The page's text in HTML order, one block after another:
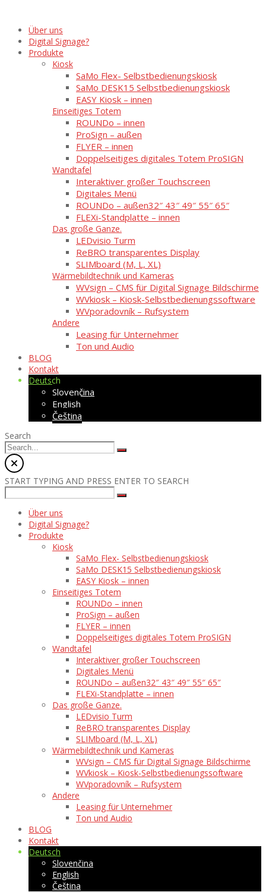
Über uns
Digital Signage?
Produkte
Kiosk
SaMo Flex- Selbstbedienungskiosk
SaMo DESK15 Selbstbedienungskiosk
EASY Kiosk – innen
Einseitiges Totem
ROUNDo – innen
ProSign – außen
FLYER – innen
Doppelseitiges digitales Totem ProSIGN
Wandtafel
Interaktiver großer Touchscreen
Digitales Menü
ROUNDo – außen32″ 43″ 49″ 55″ 65″
FLEXi-Standplatte – innen
Das große Ganze.
LEDvisio Turm
ReBRO transparentes Display
SLIMboard (M, L, XL)
Wärmebildtechnik und Kameras
WVsign – CMS für Digital Signage Bildschirme
WVkiosk – Kiosk-Selbstbedienungssoftware
WVporadovník – Rufsystem
Andere
Leasing für Unternehmer
Ton und Audio
BLOG
Kontakt
Deutsch
Slovenčina
English
Čeština
Search
START TYPING AND PRESS ENTER TO SEARCH
Über uns
Digital Signage?
Produkte
Kiosk
SaMo Flex- Selbstbedienungskiosk
SaMo DESK15 Selbstbedienungskiosk
EASY Kiosk – innen
Einseitiges Totem
ROUNDo – innen
ProSign – außen
FLYER – innen
Doppelseitiges digitales Totem ProSIGN
Wandtafel
Interaktiver großer Touchscreen
Digitales Menü
ROUNDo – außen32″ 43″ 49″ 55″ 65″
FLEXi-Standplatte – innen
Das große Ganze.
LEDvisio Turm
ReBRO transparentes Display
SLIMboard (M, L, XL)
Wärmebildtechnik und Kameras
WVsign – CMS für Digital Signage Bildschirme
WVkiosk – Kiosk-Selbstbedienungssoftware
WVporadovník – Rufsystem
Andere
Leasing für Unternehmer
Ton und Audio
BLOG
Kontakt
Deutsch
Slovenčina
English
Čeština